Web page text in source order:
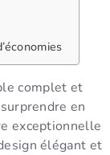
complet et
en
exceptionnelle
élégant et